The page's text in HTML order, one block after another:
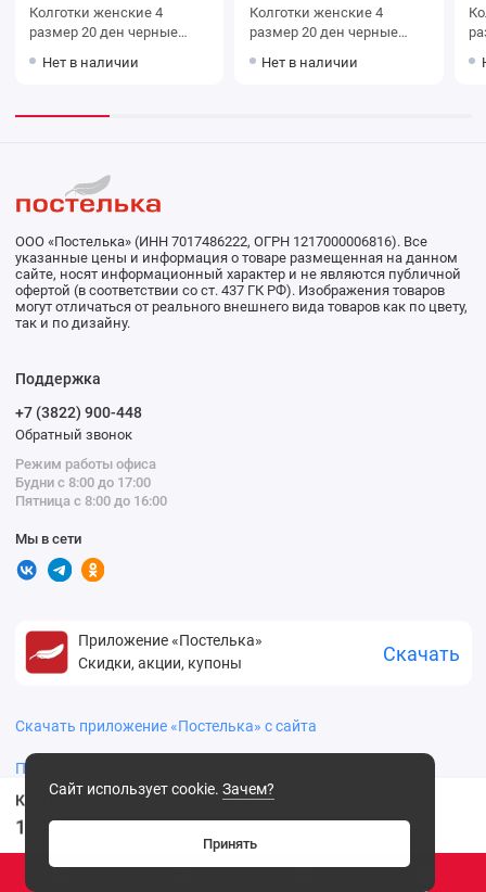
Колготки женские 4 размер 20 ден Загар SiSi
169 .00 ₽
Колготки женские 4
размер 20 ден черные
Нет в наличии
Колготки женские 4
размер 20 ден черные
Нет в наличии
Сайт использует cookie. Зачем?
Принять
ООО «Постелька» (ИНН 7017486222, ОГРН 1217000006816). Все
указанные цены и информация о товаре размещенная на данном
сайте, носят информационный характер и не являются публичной
офертой (в соответствии со ст. 437 ГК РФ). Изображения товаров
могут отличаться от реального внешнего вида товаров как по цвету,
так и по дизайну.
Поддержка
+7 (3822) 900-448
Обратный звонок
Режим работы офиса
Будни с 8:00 до 17:00
Пятница с 8:00 до 16:00
Мы в сети
Приложение «Постелька»
Скидки, акции, купоны
Скачать
Скачать приложение «Постелька» с сайта
Политика конфиденциальности